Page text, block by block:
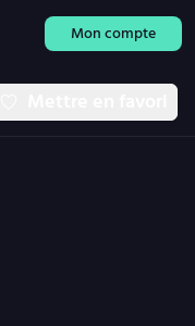
Mon compte